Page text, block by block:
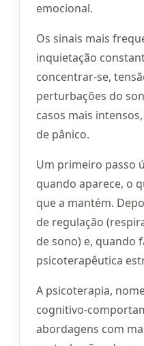
emocional.
Os sinais mais
inquietação
concentrar-se,
perturbações do
casos mais
de pânico.
Um primeiro passo
quando aparece, o
que a mantém.
de regulação
de sono) e, quando
psicoterapêutica
A psicoterapia,
cognitivo-
abordagens com